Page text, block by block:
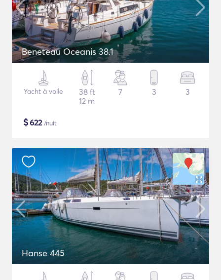
Beneteau Oceanis 38.1
Yacht à voile
38 ft
12 m
7 3 3
$622/nuit
Hanse 445